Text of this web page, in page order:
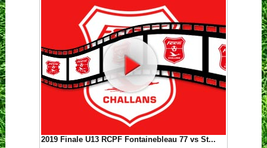
2019 Finale U13 RCPF Fontainebleau 77 vs St...